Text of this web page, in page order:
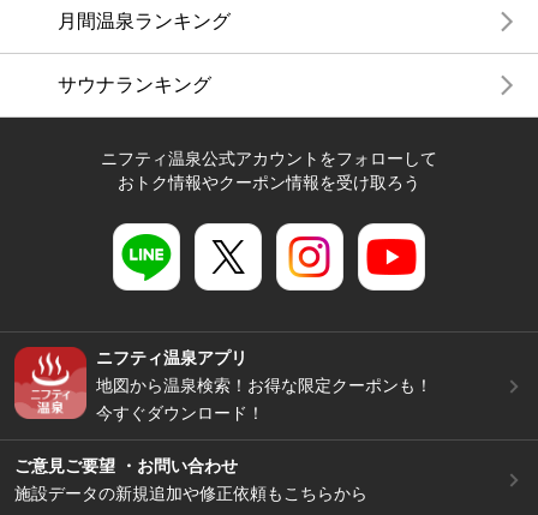
月間温泉ランキング
サウナランキング
ニフティ温泉公式アカウントをフォローして
おトク情報やクーポン情報を受け取ろう
ニフティ温泉アプリ
地図から温泉検索！お得な限定クーポンも！
今すぐダウンロード！
ご意見ご要望 ・お問い合わせ
施設データの新規追加や修正依頼もこちらから